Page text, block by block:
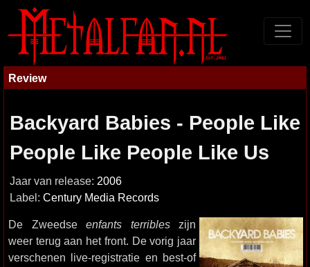
Review
Backyard Babies - People Like
People Like People Like Us
Jaar van release: 2006
Label: Century Media Records
De Zweedse enfants terribleszijn
weer terug aan het front. De vorig jaar
verschenen live-registratie en best-of